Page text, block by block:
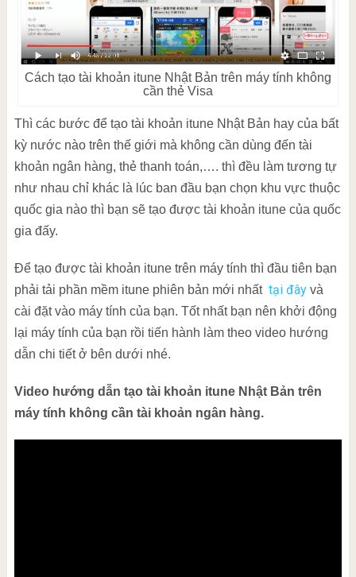
Cách tạo tài khoản itune Nhật Bản trên máy tính không
cần thẻ Visa
Thì các bước để tạo tài khoản itune Nhật Bản hay của bất
kỳ nước nào trên thế giới mà không cần dùng đến tài
khoản ngân hàng, thẻ thanh toán,…. thì đều làm tương tự
như nhau chỉ khác là lúc ban đầu bạn chọn khu vực thuộc
quốc gia nào thì bạn sẽ tạo được tài khoản itune của quốc
gia đấy.
Để tạo được tài khoản itune trên máy tính thì đầu tiên bạn
phải tải phần mềm itune phiên bản mới nhất tại đâyvà
cài đặt vào máy tính của bạn. Tốt nhất bạn nên khởi động
lại máy tính của bạn rồi tiến hành làm theo video hướng
dẫn chi tiết ở bên dưới nhé.
Video hướng dẫn tạo tài khoản itune Nhật Bản trên
máy tính không cần tài khoản ngân hàng.